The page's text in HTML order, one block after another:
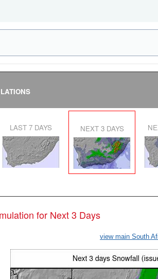
LAST 7 DAYS NEXT 3 DAYS
for Next 3 Days
view main South